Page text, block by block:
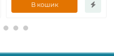
В кошик